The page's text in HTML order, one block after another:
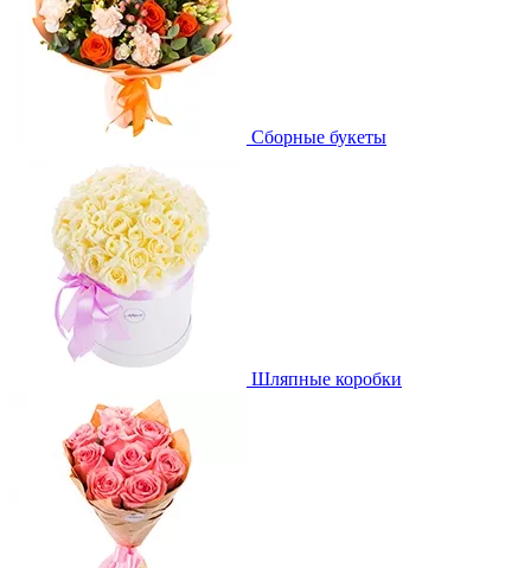
Сборные букеты
Шляпные коробки